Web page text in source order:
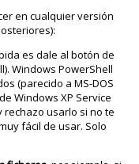
en cualquier versión
es dale al botón de
Windows PowerShell
(parecido a MS-DOS
Windows XP Service
rechazo usarlo si no te
fácil de usar. Solo